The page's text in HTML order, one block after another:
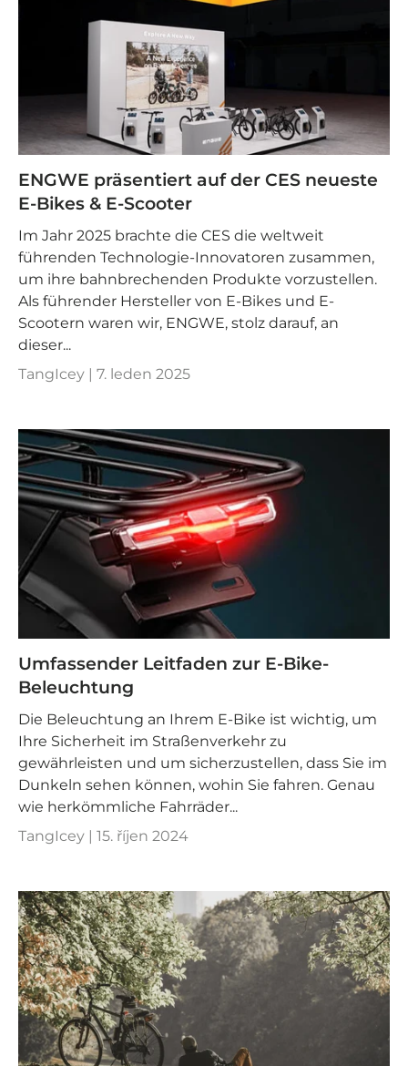
ENGWE präsentiert auf der CES neueste
E-Bikes & E-Scooter
Im Jahr 2025 brachte die CES die weltweit
führenden Technologie-Innovatoren zusammen,
um ihre bahnbrechenden Produkte vorzustellen.
Als führender Hersteller von E-Bikes und E-
Scootern waren wir, ENGWE, stolz darauf, an
dieser...
TangIcey | 7. leden 2025
Umfassender Leitfaden zur E-Bike-
Beleuchtung
Die Beleuchtung an Ihrem E-Bike ist wichtig, um
Ihre Sicherheit im Straßenverkehr zu
gewährleisten und um sicherzustellen, dass Sie im
Dunkeln sehen können, wohin Sie fahren. Genau
wie herkömmliche Fahrräder...
TangIcey | 15. říjen 2024